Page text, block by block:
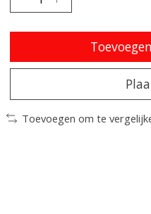
Toevoegen om te